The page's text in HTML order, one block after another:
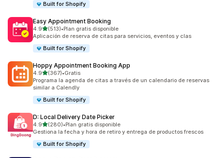
Built for Shopify
Easy Appointment Booking
4.9de 5 estrellas
(513)
513 reseñas en total
•Plan gratis disponible
Aplicación de reserva de citas para servicios, eventos y clas
Built for Shopify
Hoppy Appointment Booking App
4.9de 5 estrellas
(367)
367 reseñas en total
•Gratis
Programa la agenda de citas a través de un calendario de reservas
similar a Calendly
Built for Shopify
D: Local Delivery Date Picker
4.9de 5 estrellas
(280)
280 reseñas en total
•Plan gratis disponible
Gestiona la fecha y hora de retiro y entrega de productos frescos
Built for Shopify